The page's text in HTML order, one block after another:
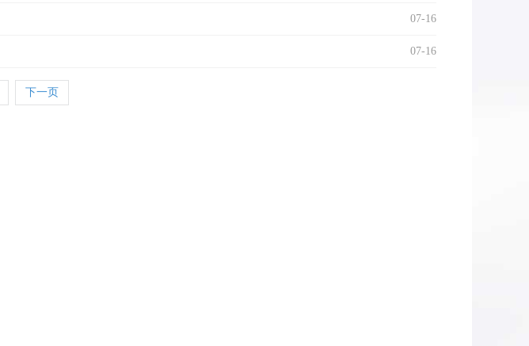
07-16
07-16
下一页